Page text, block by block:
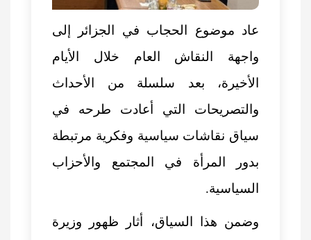
عاد موضوع الحجاب في الجزائر إلى
واجهة النقاش العام خلال الأيام
الأخيرة، بعد سلسلة من الأحداث
والتصريحات التي أعادت طرحه في
سياق نقاشات سياسية وفكرية مرتبطة
بدور المرأة في المجتمع والأحزاب
السياسية.
وضمن هذا السياق، أثار ظهور وزيرة